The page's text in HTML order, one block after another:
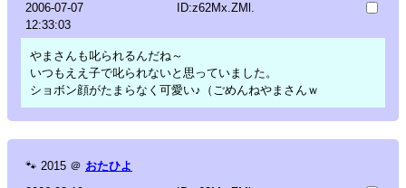
2006-07-07
12:33:03
ID:z62Mx.ZMl.
やまさんも叱られるんだね～
いつもええ子で叱られないと思っていました。
ショボン顔がたまらなく可愛い♪（ごめんねやまさんｗ
🐾 2015 ＠ おたひよ